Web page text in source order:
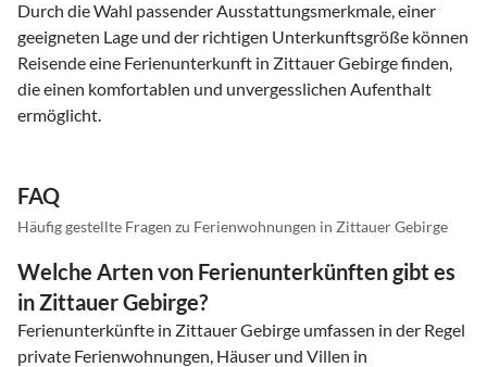
Durch die Wahl passender Ausstattungsmerkmale, einer
geeigneten Lage und der richtigen Unterkunftsgröße können
Reisende eine Ferienunterkunft in Zittauer Gebirge finden,
die einen komfortablen und unvergesslichen Aufenthalt
ermöglicht.
FAQ
Häufig gestellte Fragen zu Ferienwohnungen in Zittauer Gebirge
Welche Arten von Ferienunterkünften gibt es
in Zittauer Gebirge?
Ferienunterkünfte in Zittauer Gebirge umfassen in der Regel
private Ferienwohnungen, Häuser und Villen in